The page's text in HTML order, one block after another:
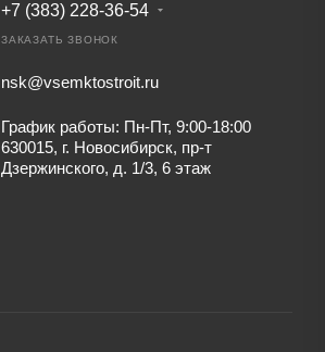
+7 (383) 228-36-54
ЗАКАЗАТЬ ЗВОНОК
nsk@vsemktostroit.ru
График работы: Пн-Пт, 9:00-18:00
630015, г. Новосибирск, пр-т
Дзержинского, д. 1/3, 6 этаж